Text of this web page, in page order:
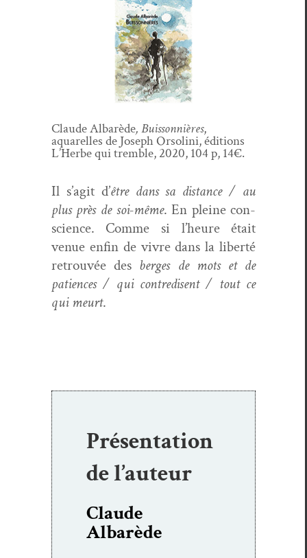
Claude Albarède, Buis­son­nières,
aquarelles de Joseph Orsoli­ni, édi­tions
L’Herbe qui trem­ble, 2020, 104 p, 14€.
Il s’agit d’être dans sa dis­tance / au
plus près de soi-même. En pleine con­
science. Comme si l’heure était
venue enfin de vivre dans la lib­erté
retrou­vée des berges de mots et de
patiences / qui con­tre­dis­ent / tout ce
qui meurt.
Présentation
de l’auteur
Claude
Albarède